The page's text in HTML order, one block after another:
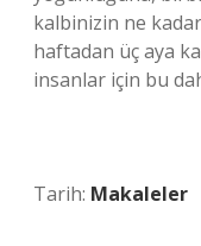
kalbinizin ne kadar
haftadan üç aya
insanlar için bu
Tarih: Makaleler